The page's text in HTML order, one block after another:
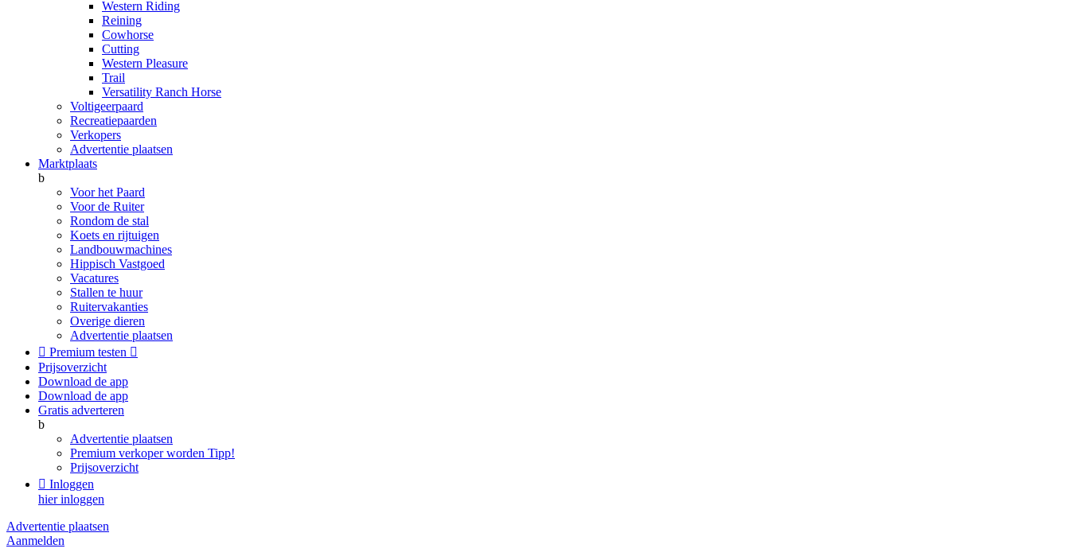
Western Riding
Reining
Cowhorse
Cutting
Western Pleasure
Trail
Versatility Ranch Horse
Voltigeerpaard
Recreatiepaarden
Verkopers
Advertentie plaatsen
Marktplaats
b
Voor het Paard
Voor de Ruiter
Rondom de stal
Koets en rijtuigen
Landbouwmachines
Hippisch Vastgoed
Vacatures
Stallen te huur
Ruitervakanties
Overige dieren
Advertentie plaatsen
 Premium testen 
Prijsoverzicht
Download de app
Download de app
Gratis adverteren
b
Advertentie plaatsen
Premium verkoper worden Tipp!
Prijsoverzicht
 Inloggen
hier inloggen
Advertentie plaatsen
Aanmelden